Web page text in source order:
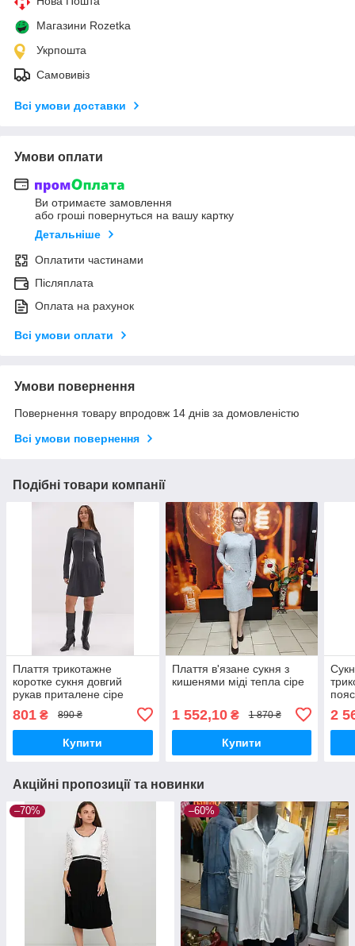
Магазини Rozetka
Укрпошта
Самовивіз
Всі умови доставки
Умови оплати
Ви отримаєте замовлення
або гроші повернуться на вашу картку
Детальніше
Оплатити частинами
Післяплата
Оплата на рахунок
Всі умови оплати
Умови повернення
Повернення товару впродовж 14 днів за домовленістю
Всі умови повернення
Подібні товари компанії
Плаття трикотажне
коротке сукня довгий
рукав приталене сіре
801 ₴ 890 ₴
Купити
Плаття в'язане сукня з
кишенями міді тепла сіре
1 552,10₴ 1 870 ₴
Купити
2
Акційні пропозиції та новинки
–70% –60%